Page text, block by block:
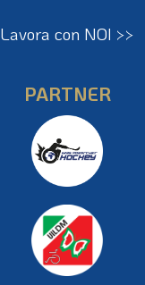
Lavora con NOI >>
PARTNER